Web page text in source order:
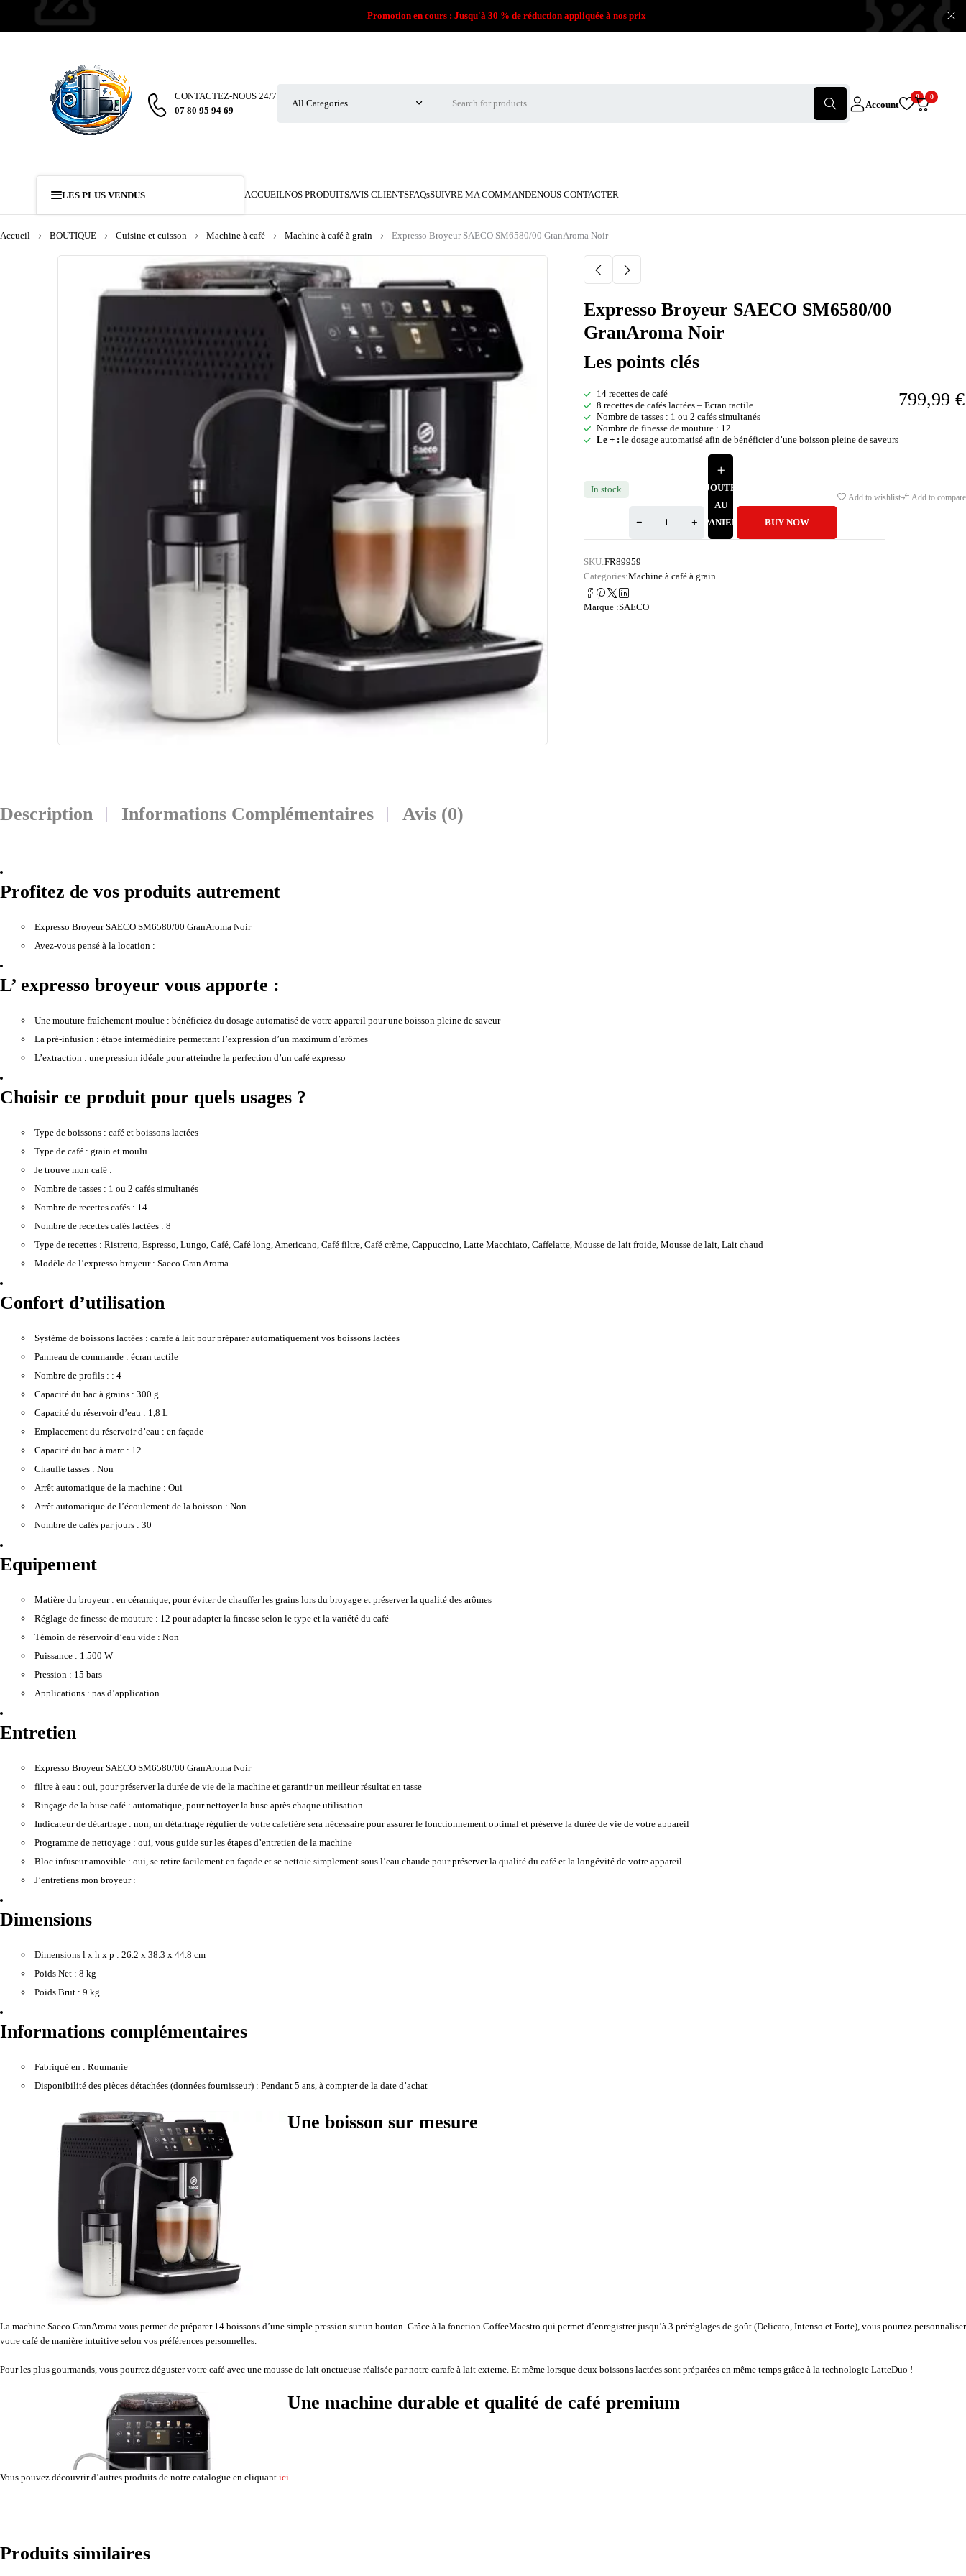
Promotion en cours : Jusqu'à 30 % de réduction appliquée à nos prix
CONTACTEZ-NOUS 24/7
07 80 95 94 69
Account
0 0
LES PLUS VENDUS ACCUEILNOS PRODUITSAVIS CLIENTSFAQsSUIVRE MA COMMANDENOUS CONTACTER
Accueil BOUTIQUE Cuisine et cuisson Machine à café Machine à café à grain Expresso Broyeur SAECO SM6580/00 GranAroma Noir
Expresso Broyeur SAECO SM6580/00
GranAroma Noir
Les points clés
14 recettes de café
8 recettes de cafés lactées – Ecran tactile
Nombre de tasses : 1 ou 2 cafés simultanés
Nombre de finesse de mouture : 12
Le + : le dosage automatisé afin de bénéficier d’une boisson pleine de saveurs
799,99 €
In stock
AJOUTER
AU
PANIER
BUY NOW
Add to wishlist Add to compare
SKU:FR89959
Categories:Machine à café à grain
Marque :SAECO
Description Informations Complémentaires Avis (0)
Profitez de vos produits autrement
Expresso Broyeur SAECO SM6580/00 GranAroma Noir
Avez-vous pensé à la location :
L’ expresso broyeur vous apporte :
Une mouture fraîchement moulue : bénéficiez du dosage automatisé de votre appareil pour une boisson pleine de saveur
La pré-infusion : étape intermédiaire permettant l’expression d’un maximum d’arômes
L’extraction : une pression idéale pour atteindre la perfection d’un café expresso
Choisir ce produit pour quels usages ?
Type de boissons : café et boissons lactées
Type de café : grain et moulu
Je trouve mon café :
Nombre de tasses : 1 ou 2 cafés simultanés
Nombre de recettes cafés : 14
Nombre de recettes cafés lactées : 8
Type de recettes : Ristretto, Espresso, Lungo, Café, Café long, Americano, Café filtre, Café crème, Cappuccino, Latte Macchiato, Caffelatte, Mousse de lait froide, Mousse de lait, Lait chaud
Modèle de l’expresso broyeur : Saeco Gran Aroma
Confort d’utilisation
Système de boissons lactées : carafe à lait pour préparer automatiquement vos boissons lactées
Panneau de commande : écran tactile
Nombre de profils : : 4
Capacité du bac à grains : 300 g
Capacité du réservoir d’eau : 1,8 L
Emplacement du réservoir d’eau : en façade
Capacité du bac à marc : 12
Chauffe tasses : Non
Arrêt automatique de la machine : Oui
Arrêt automatique de l’écoulement de la boisson : Non
Nombre de cafés par jours : 30
Equipement
Matière du broyeur : en céramique, pour éviter de chauffer les grains lors du broyage et préserver la qualité des arômes
Réglage de finesse de mouture : 12 pour adapter la finesse selon le type et la variété du café
Témoin de réservoir d’eau vide : Non
Puissance : 1.500 W
Pression : 15 bars
Applications : pas d’application
Entretien
Expresso Broyeur SAECO SM6580/00 GranAroma Noir
filtre à eau : oui, pour préserver la durée de vie de la machine et garantir un meilleur résultat en tasse
Rinçage de la buse café : automatique, pour nettoyer la buse après chaque utilisation
Indicateur de détartrage : non, un détartrage régulier de votre cafetière sera nécessaire pour assurer le fonctionnement optimal et préserve la durée de vie de votre appareil
Programme de nettoyage : oui, vous guide sur les étapes d’entretien de la machine
Bloc infuseur amovible : oui, se retire facilement en façade et se nettoie simplement sous l’eau chaude pour préserver la qualité du café et la longévité de votre appareil
J’entretiens mon broyeur :
Dimensions
Dimensions l x h x p : 26.2 x 38.3 x 44.8 cm
Poids Net : 8 kg
Poids Brut : 9 kg
Informations complémentaires
Fabriqué en : Roumanie
Disponibilité des pièces détachées (données fournisseur) : Pendant 5 ans, à compter de la date d’achat
Une boisson sur mesure
La machine Saeco GranAroma vous permet de préparer 14 boissons d’une simple pression sur un bouton. Grâce à la fonction CoffeeMaestro qui permet d’enregistrer jusqu’à 3 préréglages de goût (Delicato, Intenso et Forte), vous pourrez personnaliser
votre café de manière intuitive selon vos préférences personnelles.
Pour les plus gourmands, vous pourrez déguster votre café avec une mousse de lait onctueuse réalisée par notre carafe à lait externe. Et même lorsque deux boissons lactées sont préparées en même temps grâce à la technologie LatteDuo !
Une machine durable et qualité de café premium
Vous pouvez découvrir d’autres produits de notre catalogue en cliquant ici
Produits similaires